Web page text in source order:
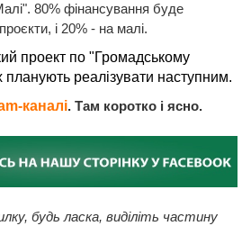
80% фінансування буде
і 20% - на малі.
проект по "Громадському
реалізувати наступним.
каналі. Там коротко і ясно.
будь ласка, виділіть частину